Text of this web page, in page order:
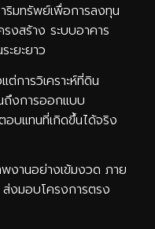
ริมทรัพย์เพื่อการลงทุน
งสร้าง ระบบอาคาร
ะยะยาว
การวิเคราะห์ที่ดิน
ถึงการออกแบบ
บแทนที่เกิดขึ้นได้จริง
งานอย่างเข้มงวด ภาย
งมอบโครงการตรง